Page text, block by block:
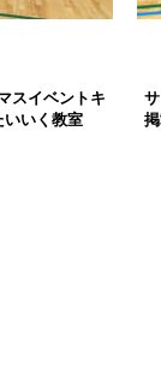
スイベントキ
いく教室